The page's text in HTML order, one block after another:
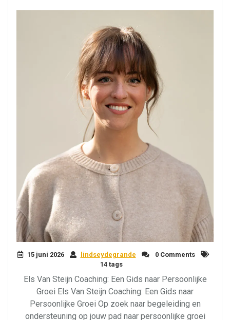
15 juni 2026 lindseydegrande
0 Comments
14 tags
Els Van Steijn Coaching: Een Gids naar Persoonlijke
Groei Els Van Steijn Coaching: Een Gids naar
Persoonlijke Groei Op zoek naar begeleiding en
ondersteuning op jouw pad naar persoonlijke groei